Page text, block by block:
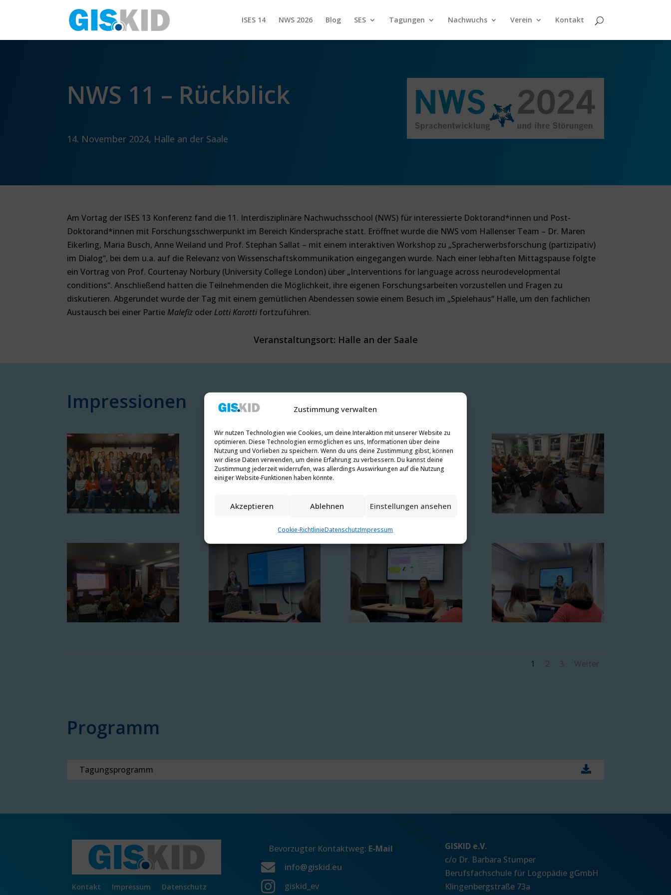
Zustimmung verwalten
Wir nutzen Technologien wie Cookies, um deine Interaktion mit unserer Website zu
optimieren. Diese Technologien ermöglichen es uns, Informationen über deine
Nutzung und Vorlieben zu speichern. Wenn du uns deine Zustimmung gibst, können
wir diese Daten verwenden, um deine Erfahrung zu verbessern. Du kannst deine
Zustimmung jederzeit widerrufen, was allerdings Auswirkungen auf die Nutzung
einiger Website-Funktionen haben könnte.
Akzeptieren Ablehnen Einstellungen ansehen
Cookie-RichtlinieDatenschutzImpressum
ISES 14 NWS 2026 Blog SES Tagungen Nachwuchs Verein Kontakt
NWS 11 – Rückblick
14. November 2024, Halle an der Saale
Am Vortag der ISES 13 Konferenz fand die 11. Interdisziplinäre Nachwuchsschool (NWS) für interessierte Doktorand*innen und Post-
Doktorand*innen mit Forschungsschwerpunkt im Bereich Kindersprache statt. Eröffnet wurde die NWS vom Hallenser Team – Dr. Maren
Eikerling, Maria Busch, Anne Weiland und Prof. Stephan Sallat – mit einem interaktiven Workshop zu „Spracherwerbsforschung (partizipativ)
im Dialog“, bei dem u.a. auf die Relevanz von Wissenschaftskommunikation eingegangen wurde. Nach einer lebhaften Mittagspause folgte
ein Vortrag von Prof. Courtenay Norbury (University College London) über „Interventions for language across neurodevelopmental
conditions“. Anschließend hatten die Teilnehmenden die Möglichkeit, ihre eigenen Forschungsarbeiten vorzustellen und Fragen zu
diskutieren. Abgerundet wurde der Tag mit einem gemütlichen Abendessen sowie einem Besuch im „Spielehaus“ Halle, um den fachlichen
Austausch bei einer Partie Malefiz oder Lotti Karotti fortzuführen.
Veranstaltungsort: Halle an der Saale
Impressionen
1 2 3 Weiter
Programm
Tagungsprogramm
Kontakt Impressum Datenschutz
Bevorzugter Kontaktweg: E-Mail
 info@giskid.eu
 giskid_ev
GISKID e.V.
c/o Dr. Barbara Stumper
Berufsfachschule für Logopädie gGmbH
Klingenbergstraße 73a